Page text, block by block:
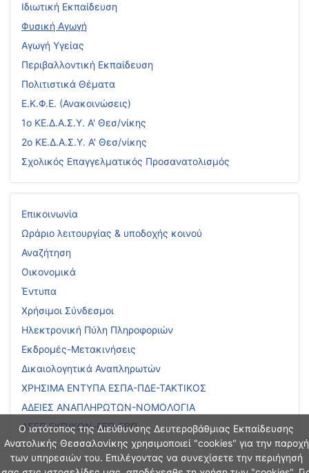
Ο ιστότοπος της Διεύθυνσης Δευτεροβάθμιας Εκπαίδευσης
Ανατολικής Θεσσαλονίκης χρησιμοποιεί "cookies" για την παροχή
των υπηρεσιών του. Επιλέγοντας να συνεχίσετε την περιήγησή
Ιδιωτική Εκπαίδευση
Φυσική Αγωγή
Αγωγή Υγείας
Περιβαλλοντική Εκπαίδευση
Πολιτιστικά Θέματα
Ε.Κ.Φ.Ε. (Ανακοινώσεις)
1ο ΚΕ.Δ.Α.Σ.Υ. Α' Θεσ/νίκης
2ο ΚΕ.Δ.Α.Σ.Υ. Α' Θεσ/νίκης
Σχολικός Επαγγελματικός Προσανατολισμός
Επικοινωνία
Ωράριο λειτουργίας & υποδοχής κοινού
Αναζήτηση
Οικονομικά
Έντυπα
Χρήσιμοι Σύνδεσμοι
Ηλεκτρονική Πύλη Πληροφοριών
Εκδρομές-Μετακινήσεις
Δικαιολογητικά Αναπληρωτών
ΧΡΗΣΙΜΑ ΕΝΤΥΠΑ ΕΣΠΑ-ΠΔΕ-ΤΑΚΤΙΚΟΣ
ΑΔΕΙΕΣ ΑΝΑΠΛΗΡΩΤΩΝ-ΝΟΜΟΛΟΓΙΑ
ΑΣΕΠ ΕΚΠ/ΚΩΝ-ΕΕΠ-ΕΒΠ